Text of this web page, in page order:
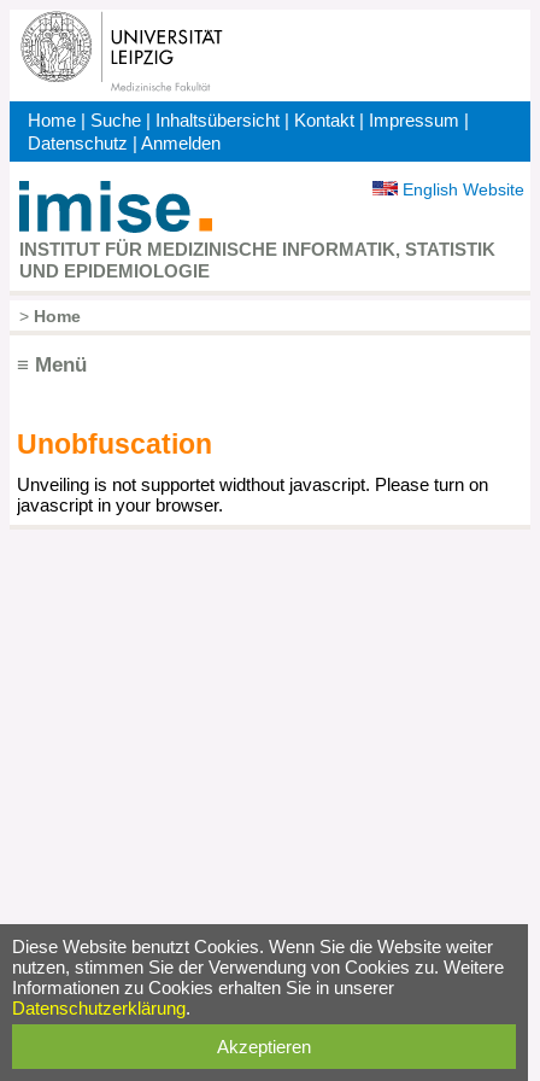
Direkt
zum
Inhalt
Kopfbereich
Home | Suche | Inhaltsübersicht | Kontakt | Impressum |
Datenschutz |Anmelden
English Website
INSTITUT FÜR MEDIZINISCHE INFORMATIK, STATISTIK
UND EPIDEMIOLOGIE
Pfadnavigation
> Home
≡ Menü
Hauptnavigation
Unobfuscation
Unveiling is not supportet widthout javascript. Please turn on
javascript in your browser.
Diese Website benutzt Cookies. Wenn Sie die Website weiter
nutzen, stimmen Sie der Verwendung von Cookies zu. Weitere
Informationen zu Cookies erhalten Sie in unserer
Datenschutzerklärung.
Akzeptieren